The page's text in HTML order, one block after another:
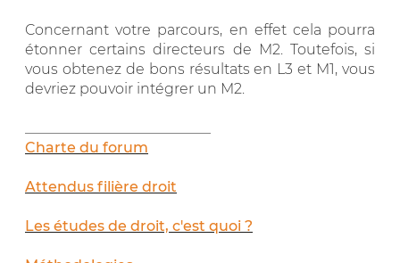
Concernant votre parcours, en effet cela pourra
étonner certains directeurs de M2. Toutefois, si
vous obtenez de bons résultats en L3 et M1, vous
devriez pouvoir intégrer un M2.
Charte du forum
Attendus filière droit
Les études de droit, c'est quoi ?